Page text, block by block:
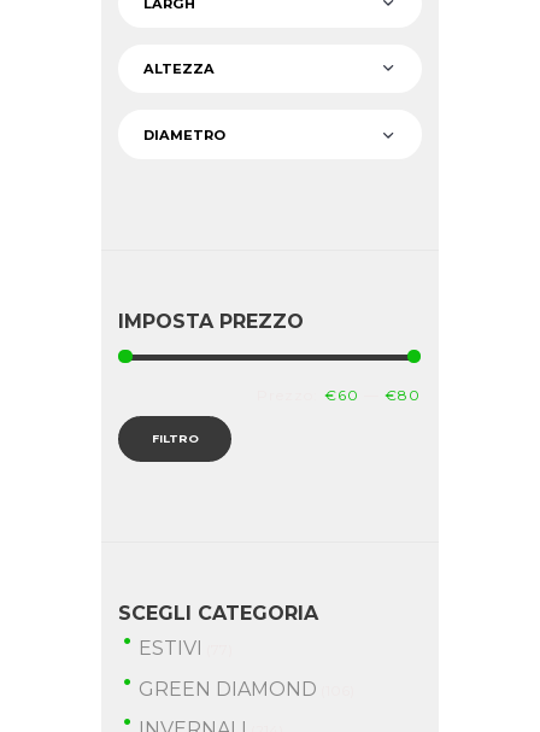
IMPOSTA PREZZO
FILTRO
€60 —€80
SCEGLI CATEGORIA
ESTIVI
GREEN DIAMOND